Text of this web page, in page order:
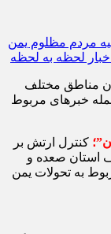
مناطق مختلف
خبرهای مربوط
کنترل ارتش بر
استان صعده و
به تحولات یمن